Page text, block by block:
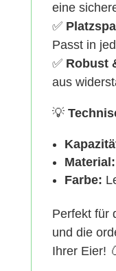
eine
✅
Passt in
✅ Robust
aus
💡
Material:
Farbe:
Perfekt für
und die
Ihrer Eier!